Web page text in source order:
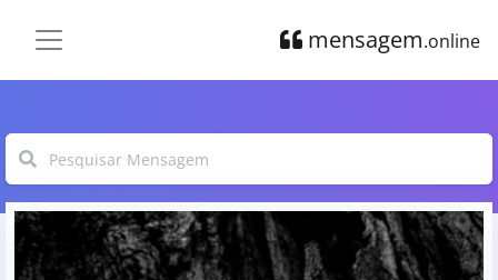
mensagem.online